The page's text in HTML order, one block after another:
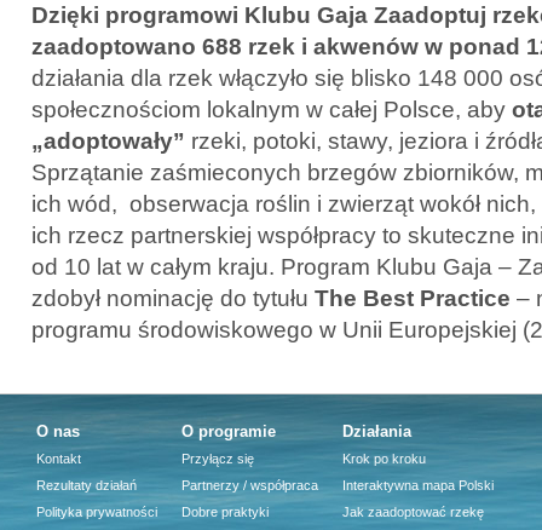
Dzięki programowi Klubu Gaja Zaadoptuj
zaadoptowano 688 rzek i akwenów w ponad
działania dla rzek włączyło się blisko 148 000
społecznościom lokalnym w całej Polsce, aby
„adoptowały” rzeki, potoki, stawy, jeziora i
Sprzątanie zaśmieconych brzegów zbiorników,
ich wód, obserwacja roślin i zwierząt wokół
ich rzecz partnerskiej współpracy to skuteczne
od 10 lat w całym kraju. Program Klubu Gaja –
zdobył nominację do tytułu The Best Practice –
programu środowiskowego w Unii Europejskiej
O nas
Kontakt
Rezultaty działań
Polityka prywatności
O programie
Przyłącz się
Partnerzy / współpraca
Dobre praktyki
Działania
Krok po kroku
Interaktywna mapa Polski
Jak zaadoptować rzekę